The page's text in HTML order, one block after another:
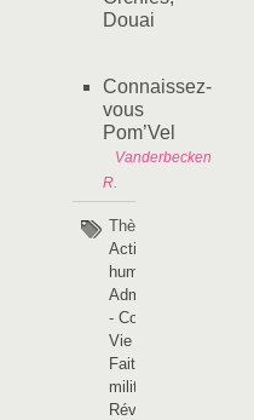
Douai
Connaissez-
vous
Pom’Vel
Vanderbecken
R.
Thèmes :
Activités
humaines
Administration
- Coutumes -
Vie sociale
Faits
militaires -
Révolutions